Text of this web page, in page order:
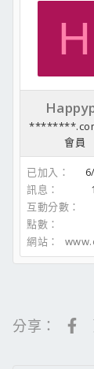
H
會員
已加入
訊息
互動分數
點數
網站
分享：